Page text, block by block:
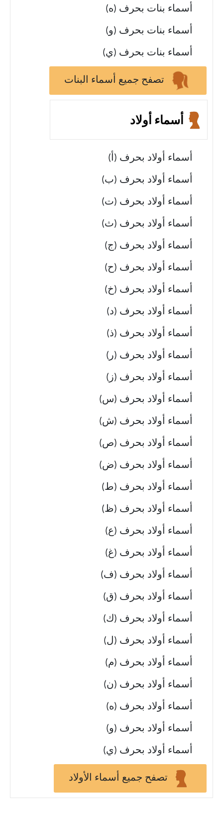
أسماء بنات بحرف (ه)
أسماء بنات بحرف (و)
أسماء بنات بحرف (ي)
تصفح جميع أسماء البنات
أسماء أولاد
أسماء أولاد بحرف (أ)
أسماء أولاد بحرف (ب)
أسماء أولاد بحرف (ت)
أسماء أولاد بحرف (ث)
أسماء أولاد بحرف (ج)
أسماء أولاد بحرف (ح)
أسماء أولاد بحرف (خ)
أسماء أولاد بحرف (د)
أسماء أولاد بحرف (ذ)
أسماء أولاد بحرف (ر)
أسماء أولاد بحرف (ز)
أسماء أولاد بحرف (س)
أسماء أولاد بحرف (ش)
أسماء أولاد بحرف (ص)
أسماء أولاد بحرف (ض)
أسماء أولاد بحرف (ط)
أسماء أولاد بحرف (ظ)
أسماء أولاد بحرف (ع)
أسماء أولاد بحرف (غ)
أسماء أولاد بحرف (ف)
أسماء أولاد بحرف (ق)
أسماء أولاد بحرف (ك)
أسماء أولاد بحرف (ل)
أسماء أولاد بحرف (م)
أسماء أولاد بحرف (ن)
أسماء أولاد بحرف (ه)
أسماء أولاد بحرف (و)
أسماء أولاد بحرف (ي)
تصفح جميع أسماء الأولاد